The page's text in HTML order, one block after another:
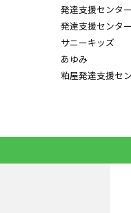
発達支援センタ
発達支援センタ
サニーキッズ
あゆみ
粕屋発達支援セ